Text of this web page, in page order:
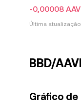
-0,00008
Última atualização:
BBD/
Gráfico de